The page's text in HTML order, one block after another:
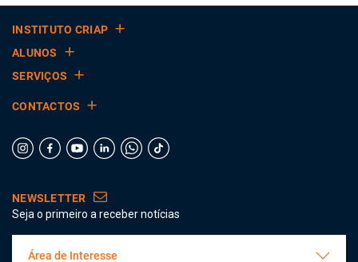
INSTITUTO CRIAP
ALUNOS
SERVIÇOS
CONTACTOS
NEWSLETTER
Seja o primeiro a receber notícias
Área de Interesse